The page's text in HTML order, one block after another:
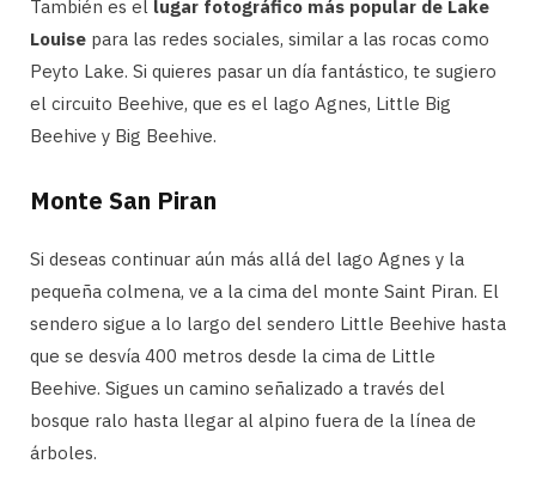
También es el lugar fotográfico más popular de Lake
Louise para las redes sociales, similar a las rocas como
Peyto Lake. Si quieres pasar un día fantástico, te sugiero
el circuito Beehive, que es el lago Agnes, Little Big
Beehive y Big Beehive.
Monte San Piran
Si deseas continuar aún más allá del lago Agnes y la
pequeña colmena, ve a la cima del monte Saint Piran. El
sendero sigue a lo largo del sendero Little Beehive hasta
que se desvía 400 metros desde la cima de Little
Beehive. Sigues un camino señalizado a través del
bosque ralo hasta llegar al alpino fuera de la línea de
árboles.